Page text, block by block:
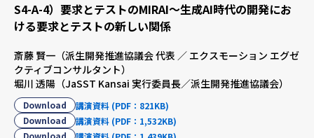
S4-A-4）要求とテストのMIRAI～生成AI時代の開発にお
ける要求とテストの新しい関係
斎藤 賢一（派生開発推進協議会 代表 ／ エクスモーション エグゼ
クティブコンサルタント）
堀川 透陽（JaSST Kansai 実行委員長／派生開発推進協議会）
Download
講演資料 (PDF：821KB)
Download
講演資料 (PDF：1,532KB)